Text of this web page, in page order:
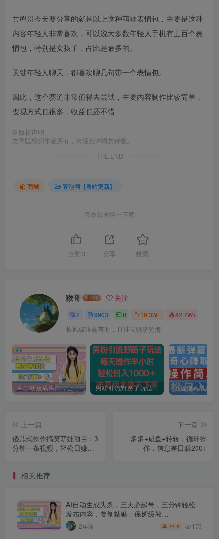
共鸣哥今天要分享的就是以上这种萌娃表情包，主要是这种
内容年轻人非常喜欢，可以说大多数年轻人手机有上百个表
情包，特别是女孩子，占比是最多的。
关键年轻人聊天，都喜欢聊几句带一个表情包。
因此，这个赛道非常值得去尝试，主要内容制作比较简单，
变现方式也很多，收益也还不错
© 版权声明
文章版权归作者所有，未经允许请勿转载。
THE END
商城 冒泡网【整站更新】
喜欢就支持一下吧
点赞 3 分享 收藏
猴哥 关注
2 9903 0 19.3W+ 82.7W+
长风破浪会有时，直挂云帆济沧海
AI自动生成头条，三天必起号，三分钟轻松发布内容，复制粘贴，保姆级教… 男粉引流野路子玩法，每天操作半小时轻松日入1000＋，流量根本停不下来
上一篇
傻瓜式操作搞笑萌娃项目：3
分钟一条视频，轻松日赚
下一篇
多多+咸鱼+转转，循环操
作，信息差日赚200+
相关推荐
AI自动生成头条，三天必起号，三分钟轻松
发布内容，复制粘贴，保姆级教…
2年前 ￥9.9 175